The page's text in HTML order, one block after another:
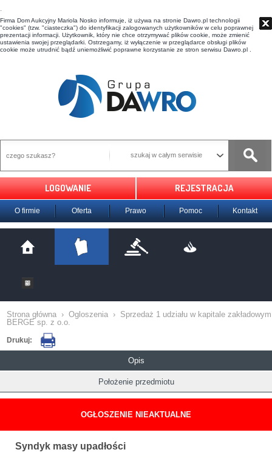
t
Firma Dom Aukcyjny Mariola Nosko informuje, iż używa na stronie Dawro.pl technologii
"cookies" (tzw. "ciasteczka") do identyfikacji zalogowanych użytkowników w celu poprawnej
prezentacji informacji. Użytkownik, który nie chce otrzymywać plików cookie, może zmienić
ustawienia swojej przeglądarki. Ostrzegamy, iż wyłączenie w przeglądarce obsługi plików
cookie może utrudnić bądź uniemożliwić poprawne korzystanie ze stron serwisu Dawro.pl .
szukaj w całym serwisie
LOGOWANIE REJESTRACJA
O firmie Oferta Prawo Pomoc Kontakt
Strona główna › Ogloszenia › Sprzedaż 1 udziału w kapitale zakładowym
BERGE sp. z o.o.
Drukuj:
Opis
Położenie przedmiotu
OGŁOSZENIE NIEAKTUALNE
Syndyk masy upadłości